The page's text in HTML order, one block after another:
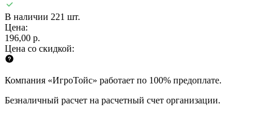
В наличии 221 шт.
Цена:
196,00 р.
Цена со скидкой:
Компания «ИгроТойс» работает по 100% предоплате.
Безналичный расчет на расчетный счет организации.